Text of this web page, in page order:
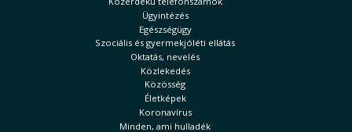
Ügyintézés
Egészségügy
Szociális és gyermekjóléti ellátás
Oktatás, nevelés
Közlekedés
Közösség
Életképek
Koronavírus
Minden, ami hulladék